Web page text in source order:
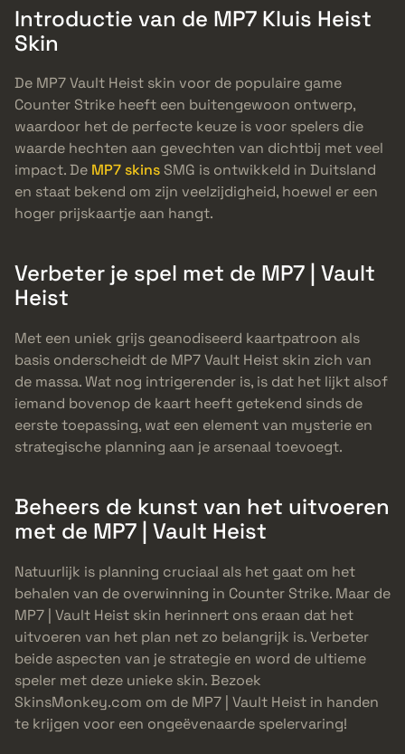
Introductie van de MP7 Kluis Heist
Skin
De MP7 Vault Heist skin voor de populaire game
Counter Strike heeft een buitengewoon ontwerp,
waardoor het de perfecte keuze is voor spelers die
waarde hechten aan gevechten van dichtbij met veel
impact. De MP7 skinsSMG is ontwikkeld in Duitsland
en staat bekend om zijn veelzijdigheid, hoewel er een
hoger prijskaartje aan hangt.
Verbeter je spel met de MP7 | Vault
Heist
Met een uniek grijs geanodiseerd kaartpatroon als
basis onderscheidt de MP7 Vault Heist skin zich van
de massa. Wat nog intrigerender is, is dat het lijkt alsof
iemand bovenop de kaart heeft getekend sinds de
eerste toepassing, wat een element van mysterie en
strategische planning aan je arsenaal toevoegt.
Beheers de kunst van het uitvoeren
met de MP7 | Vault Heist
Natuurlijk is planning cruciaal als het gaat om het
behalen van de overwinning in Counter Strike. Maar de
MP7 | Vault Heist skin herinnert ons eraan dat het
uitvoeren van het plan net zo belangrijk is. Verbeter
beide aspecten van je strategie en word de ultieme
speler met deze unieke skin. Bezoek
SkinsMonkey.com om de MP7 | Vault Heist in handen
te krijgen voor een ongeëvenaarde spelervaring!